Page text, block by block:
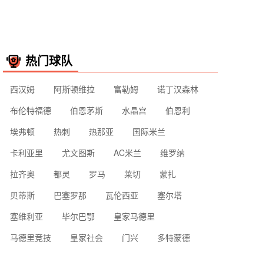
热门球队
西汉姆 阿斯顿维拉 富勒姆
诺丁汉森林
布伦特福德
伯恩茅斯 水晶宫
伯恩利
埃弗顿
热刺 热那亚
国际米兰
卡利亚里
尤文图斯 AC米兰
维罗纳
拉齐奥
都灵 罗马 莱切
蒙扎
贝蒂斯
巴塞罗那 瓦伦西亚
塞尔塔
塞维利亚
毕尔巴鄂
皇家马德里
马德里竞技
皇家社会 门兴 多特蒙德